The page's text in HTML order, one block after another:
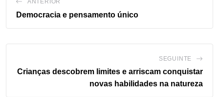
ANTERIOR
Democracia e pensamento único
SEGUINTE
Crianças descobrem limites e arriscam conquistar
novas habilidades na natureza